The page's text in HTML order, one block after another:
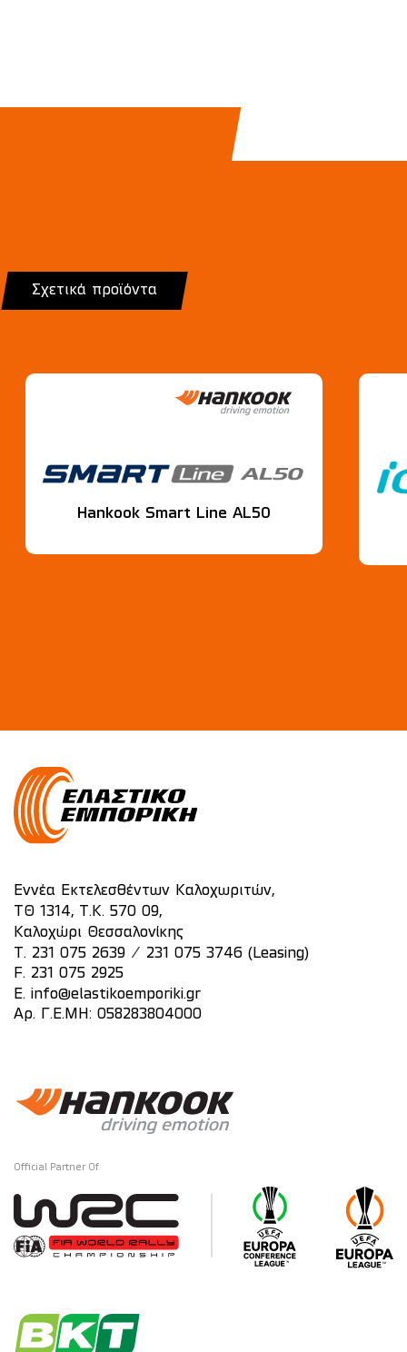
Σχετικά προϊόντα
Hankook Smart Line AL50
Εννέα Εκτελεσθέντων Καλοχωριτών,
ΤΘ 1314, Τ.Κ. 570 09,
Καλοχώρι Θεσσαλονίκης
T. 231 075 2639 / 231 075 3746 (Leasing)
F. 231 075 2925
E. info@elastikoemporiki.gr
Αρ. Γ.Ε.ΜΗ: 058283804000
Official Partner Of